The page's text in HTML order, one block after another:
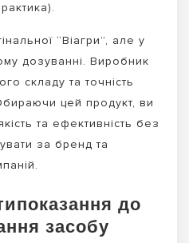
“Віагри”, але у
дозуванні. Виробник
складу та точність
цей продукт, ви
та ефективність без
за бренд та
до
засобу